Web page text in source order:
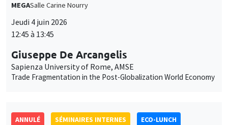
MEGASalle Carine Nourry
Jeudi 4 juin 2026
12:45 à 13:45
Giuseppe De Arcangelis
Sapienza University of Rome, AMSE
Trade Fragmentation in the Post-Globalization World Economy
ANNULÉ SÉMINAIRES INTERNES ECO-LUNCH